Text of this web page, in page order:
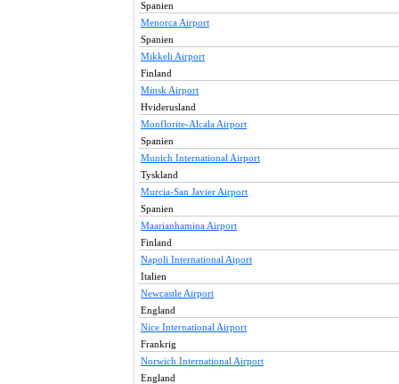
Spanien
Menorca Airport
Spanien
Mikkeli Airport
Finland
Minsk Airport
Hviderusland
Monflorite-Alcala Airport
Spanien
Munich International Airport
Tyskland
Murcia-San Javier Airport
Spanien
Maarianhamina Airport
Finland
Napoli International Aiport
Italien
Newcastle Airport
England
Nice International Airport
Frankrig
Norwich International Airport
England